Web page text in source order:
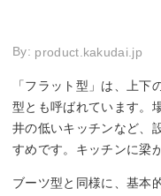
By: product.kakudai.jp
「フラット型」は、上
型とも呼ばれています。
井の低いキッチンなど、
すめです。キッチンに梁
ブーツ型と同様に、基本